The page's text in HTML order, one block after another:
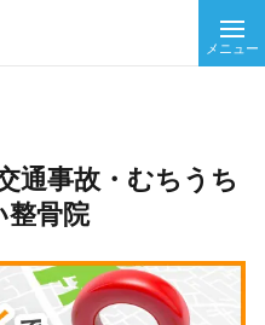
メニュー
通事故・むちうち
整骨院